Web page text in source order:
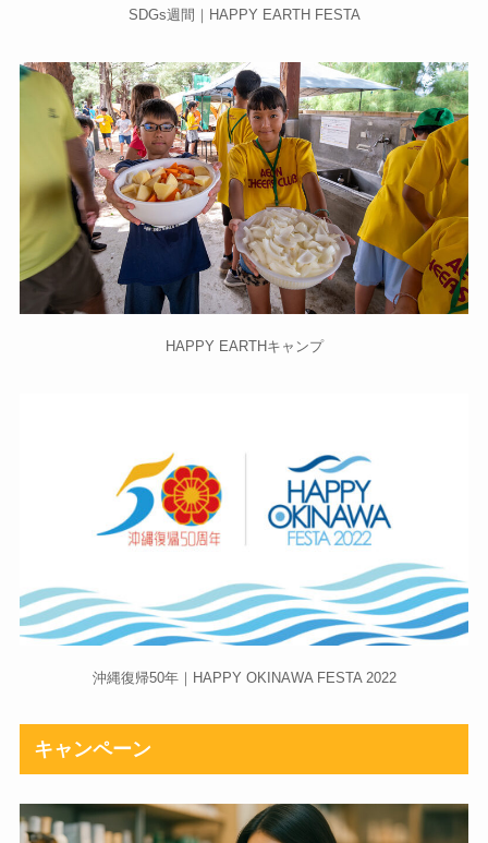
SDGs週間｜HAPPY EARTH FESTA
HAPPY EARTHキャンプ
沖縄復帰50年｜HAPPY OKINAWA FESTA 2022
キャンペーン